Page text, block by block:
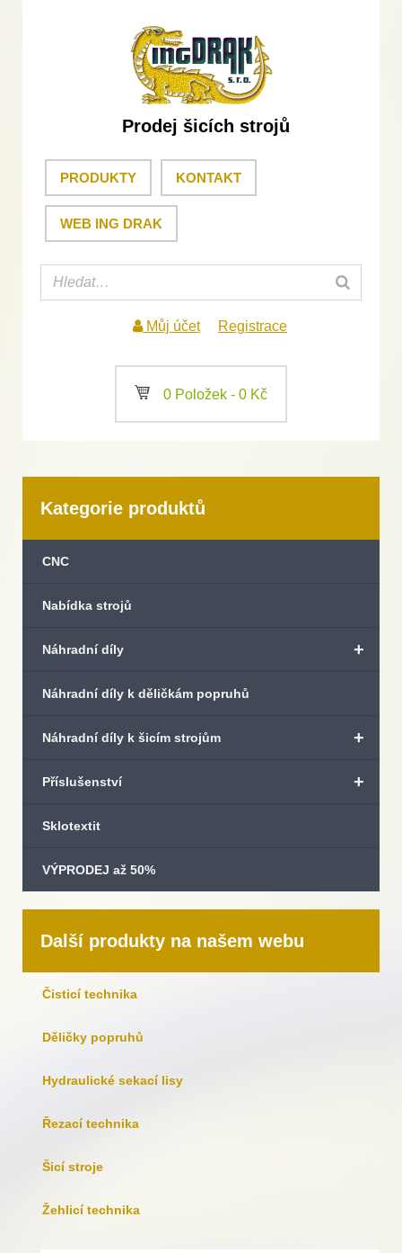
Prodej šicích strojů
PRODUKTY KONTAKT
WEB ING DRAK
Můj účet Registrace
a 0 Položek - 0 Kč
Kategorie produktů
CNC
Nabídka strojů
+
Náhradní díly
Náhradní díly k děličkám popruhů
+
Náhradní díly k šicím strojům
+
Příslušenství
Sklotextit
VÝPRODEJ až 50%
Další produkty na našem webu
Čisticí technika
Děličky popruhů
Hydraulické sekací lisy
Řezací technika
Šicí stroje
Žehlicí technika